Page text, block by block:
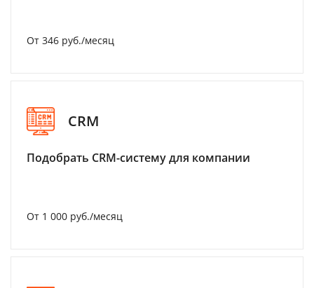
От 346 руб./месяц
CRM
Подобрать CRM-систему для компании
От 1 000 руб./месяц